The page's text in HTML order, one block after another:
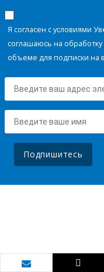
Я согласен с условиями
соглашаюсь на
объеме для подписки на
Подпишитесь